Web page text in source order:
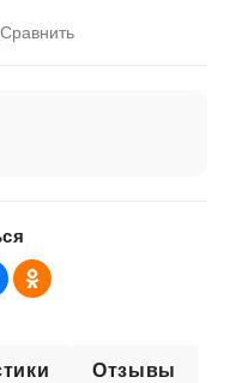
Сравнить
Отзывы